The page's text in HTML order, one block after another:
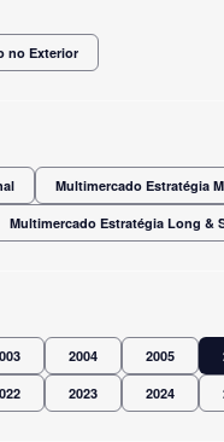
no Exterior
Multimercado Estratégia
Multimercado Estratégia Long &
2004 2005
2023 2024